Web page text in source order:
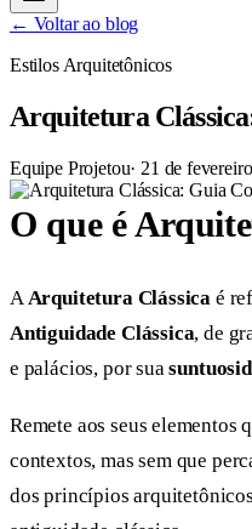
← Voltar ao blog
Estilos Arquitetônicos
Arquitetura
Equipe Projetou· 21 de
O que é
A Arquitetura Clássica é
Antiguidade Clássica, de
e palácios, por sua
Remete aos seus elementos
contextos, mas sem que
dos princípios